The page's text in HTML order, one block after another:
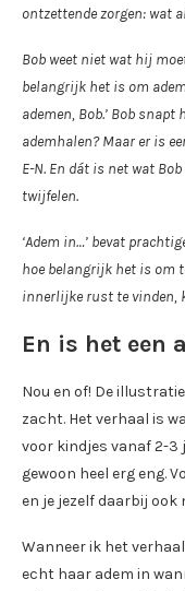
ontzettende zorgen: wat
Bob weet niet wat hij
belangrijk het is om
ademen, Bob.’ Bob
ademhalen? Maar er is
E-N. En dát is net wat
twijfelen.
‘Adem in…’ bevat
hoe belangrijk het is om
innerlijke rust te vinden,
En is het een
Nou en of! De
zacht. Het verhaal is
voor kindjes vanaf 2-3
gewoon heel erg eng.
en je jezelf daarbij ook
Wanneer ik het
echt haar adem in